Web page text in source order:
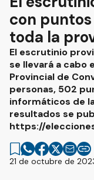
con
toda la
El escrutinio
se llevará a cabo
Provincial de
personas, 502
informáticos de
resultados se
https://
21 de octubre de